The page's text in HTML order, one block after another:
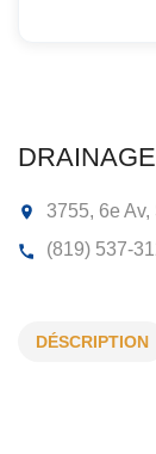
DÉSCRIPTION